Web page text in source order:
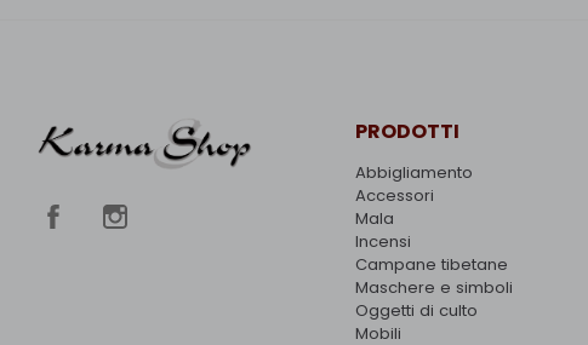
PRODOTTI
Abbigliamento
Accessori
Mala
Incensi
Campane tibetane
Maschere e simboli
Oggetti di culto
Mobili